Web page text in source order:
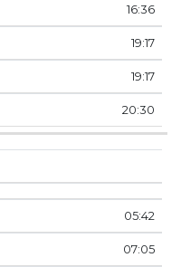
16:36
19:17
19:17
20:30
05:42
07:05